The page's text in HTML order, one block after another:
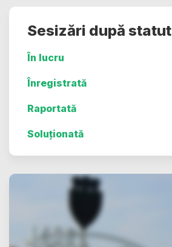
Sesizări după statut
În lucru
Înregistrată
Raportată
Soluționată